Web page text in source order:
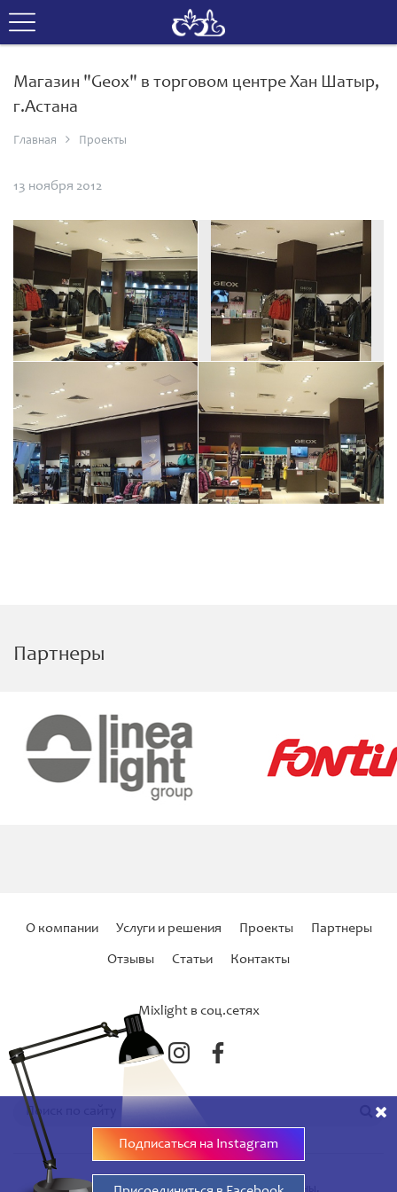
Магазин "Geox" в торговом центре Хан Шатыр,
г.Астана
Главная Проекты
13 ноября 2012
Партнеры
О компании Услуги и решения Проекты Партнеры
Отзывы Статьи Контакты
Mixlight в соц.сетях
© 2008 - 2017 MixLight. Все права защищены.
Подписаться на Instagram